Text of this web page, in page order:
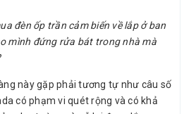
đèn ốp trần cảm biến về lắp ở ban
mình đứng rửa bát trong nhà mà
này gặp phải tương tự như câu số
có phạm vi quét rộng và có khả